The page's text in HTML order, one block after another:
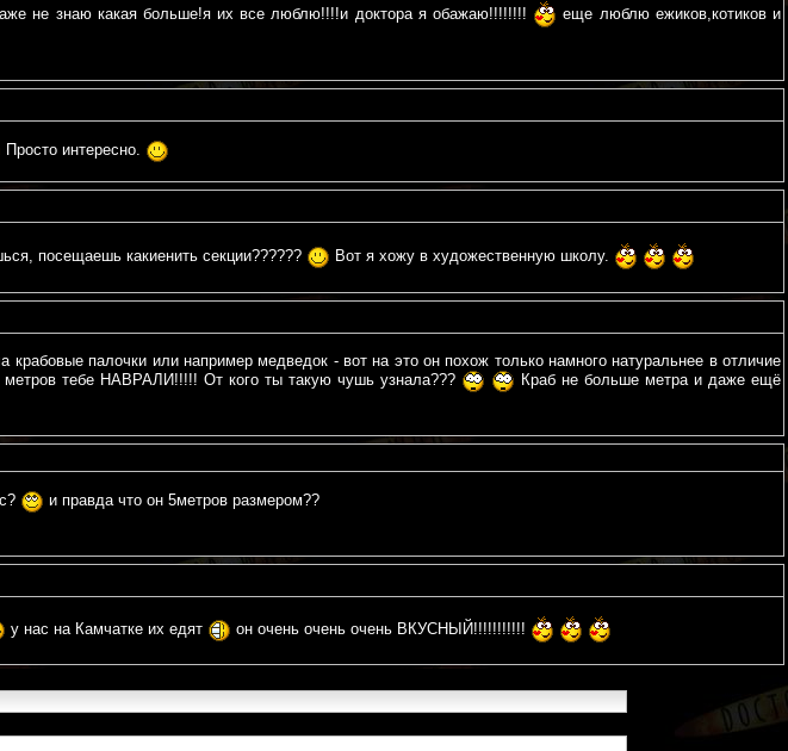
не знаю какая больше!я их все люблю!!!!и доктора я обажаю!!!!!!!!
еще люблю ежиков,котиков и
Просто интересно.
посещаешь какиенить секции?????? Вот я хожу в художественную школу.
палочки или например медведок - вот на это он похож только намного натуральнее в отличие
тебе НАВРАЛИ!!!!! От кого ты такую чушь узнала???
Краб не больше метра и даже ещё
и правда что он 5метров размером??
у нас на Камчатке их едят он очень очень очень ВКУСНЫЙ!!!!!!!!!!!